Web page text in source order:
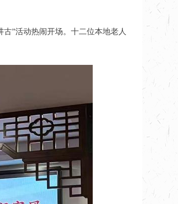
”活动热闹开场。十二位本地老人